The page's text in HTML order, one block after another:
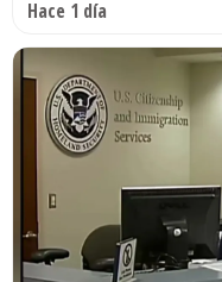
Hace 1 día